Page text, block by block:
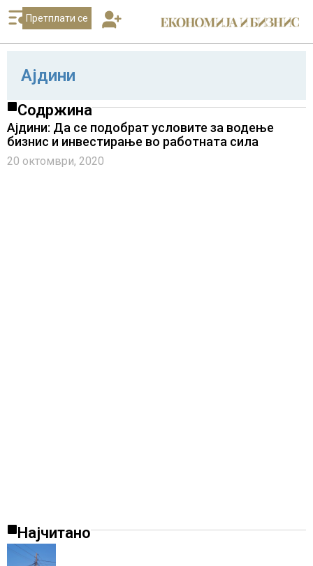
Претплати се
Ајдини
Содржина
Ајдини: Да се подобрат условите за водење
бизнис и инвестирање во работната сила
20 октомври, 2020
Најчитано